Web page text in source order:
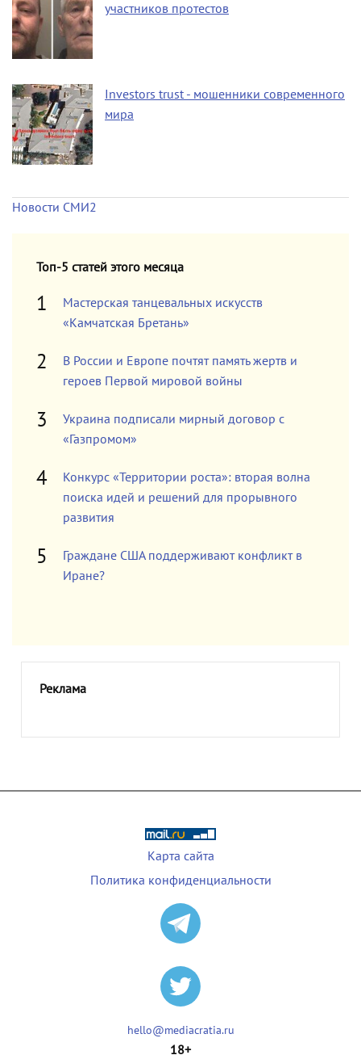
участников протестов
Investors trust - мошенники современного
мира
Новости СМИ2
Топ-5 статей этого месяца
Мастерская танцевальных искусств
«Камчатская Бретань»
В России и Европе почтят память жертв и
героев Первой мировой войны
Украина подписали мирный договор с
«Газпромом»
Конкурс «Территории роста»: вторая волна
поиска идей и решений для прорывного
развития
Граждане США поддерживают конфликт в
Иране?
Реклама
Карта сайта
Политика конфиденциальности
hello@mediacratia.ru
18+